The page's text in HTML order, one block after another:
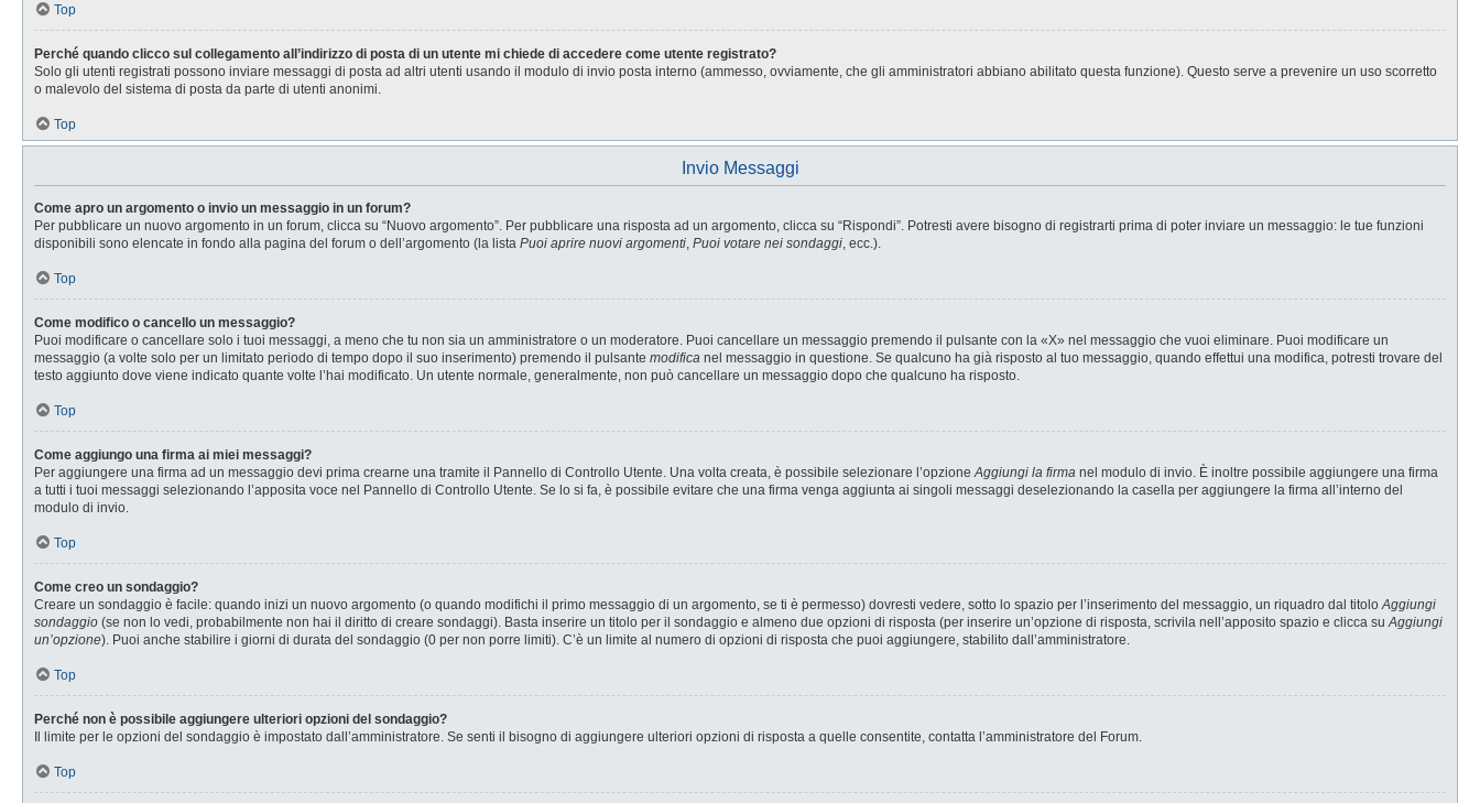
Top
Perché quando clicco sul collegamento all’indirizzo di posta di un utente mi chiede di accedere come utente registrato?
Solo gli utenti registrati possono inviare messaggi di posta ad altri utenti usando il modulo di invio posta interno (ammesso, ovviamente, che gli amministratori abbiano abilitato questa funzione). Questo serve a prevenire un uso scorretto
o malevolo del sistema di posta da parte di utenti anonimi.
Top
Invio Messaggi
Come apro un argomento o invio un messaggio in un forum?
Per pubblicare un nuovo argomento in un forum, clicca su “Nuovo argomento”. Per pubblicare una risposta ad un argomento, clicca su “Rispondi”. Potresti avere bisogno di registrarti prima di poter inviare un messaggio: le tue funzioni
disponibili sono elencate in fondo alla pagina del forum o dell’argomento (la lista Puoi aprire nuovi argomenti, Puoi votare nei sondaggi, ecc.).
Top
Come modifico o cancello un messaggio?
Puoi modificare o cancellare solo i tuoi messaggi, a meno che tu non sia un amministratore o un moderatore. Puoi cancellare un messaggio premendo il pulsante con la «X» nel messaggio che vuoi eliminare. Puoi modificare un
messaggio (a volte solo per un limitato periodo di tempo dopo il suo inserimento) premendo il pulsante modifica nel messaggio in questione. Se qualcuno ha già risposto al tuo messaggio, quando effettui una modifica, potresti trovare del
testo aggiunto dove viene indicato quante volte l’hai modificato. Un utente normale, generalmente, non può cancellare un messaggio dopo che qualcuno ha risposto.
Top
Come aggiungo una firma ai miei messaggi?
Per aggiungere una firma ad un messaggio devi prima crearne una tramite il Pannello di Controllo Utente. Una volta creata, è possibile selezionare l’opzioneAggiungi la firma nel modulo di invio. È inoltre possibile aggiungere una firma
a tutti i tuoi messaggi selezionando l’apposita voce nel Pannello di Controllo Utente. Se lo si fa, è possibile evitare che una firma venga aggiunta ai singoli messaggi deselezionando la casella per aggiungere la firma all’interno del
modulo di invio.
Top
Come creo un sondaggio?
Creare un sondaggio è facile: quando inizi un nuovo argomento (o quando modifichi il primo messaggio di un argomento, se ti è permesso) dovresti vedere, sotto lo spazio per l’inserimento del messaggio, un riquadro dal titoloAggiungi
sondaggio (se non lo vedi, probabilmente non hai il diritto di creare sondaggi). Basta inserire un titolo per il sondaggio e almeno due opzioni di risposta (per inserire un’opzione di risposta, scrivila nell’apposito spazio e clicca suAggiungi
un’opzione). Puoi anche stabilire i giorni di durata del sondaggio (0 per non porre limiti). C’è un limite al numero di opzioni di risposta che puoi aggiungere, stabilito dall’amministratore.
Top
Perché non è possibile aggiungere ulteriori opzioni del sondaggio?
Il limite per le opzioni del sondaggio è impostato dall’amministratore. Se senti il bisogno di aggiungere ulteriori opzioni di risposta a quelle consentite, contatta l’amministratore del Forum.
Top